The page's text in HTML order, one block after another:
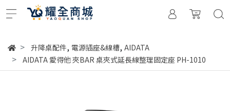
升降桌配件, 電源插座&線槽, AIDATA
AIDATA 愛得他 夾BAR 桌夾式延長線整理固定座 PH-1010